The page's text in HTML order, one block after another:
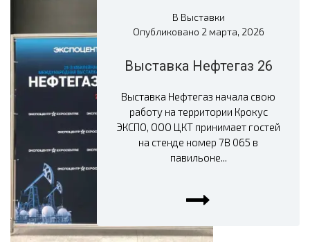
В Выставки
Опубликовано 2 марта, 2026
Выставка Нефтегаз 26
Выставка Нефтегаз начала свою
работу на территории Крокус
ЭКСПО, ООО ЦКТ принимает гостей
на стенде номер 7В 065 в
павильоне...